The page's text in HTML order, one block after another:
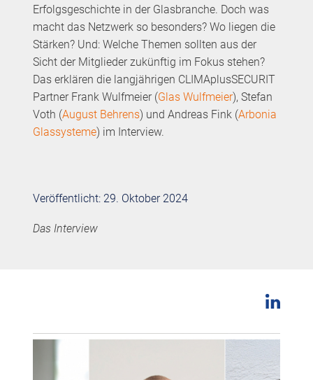
Erfolgsgeschichte in der Glasbranche. Doch was
macht das Netzwerk so besonders? Wo liegen die
Stärken? Und: Welche Themen sollten aus der
Sicht der Mitglieder zukünftig im Fokus stehen?
Das erklären die langjährigen CLIMAplusSECURIT
Partner Frank Wulfmeier (Glas Wulfmeier), Stefan
Voth (August Behrens) und Andreas Fink (Arbonia
Glassysteme) im Interview.
Veröffentlicht: 29. Oktober 2024
Das Interview